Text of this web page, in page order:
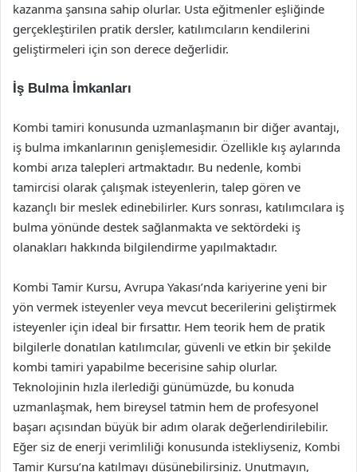
kazanma şansına sahip olurlar. Usta eğitmenler eşliğinde
gerçekleştirilen pratik dersler, katılımcıların kendilerini
geliştirmeleri için son derece değerlidir.
İş Bulma İmkanları
Kombi tamiri konusunda uzmanlaşmanın bir diğer avantajı,
iş bulma imkanlarının genişlemesidir. Özellikle kış aylarında
kombi arıza talepleri artmaktadır. Bu nedenle, kombi
tamircisi olarak çalışmak isteyenlerin, talep gören ve
kazançlı bir meslek edinebilirler. Kurs sonrası, katılımcılara iş
bulma yönünde destek sağlanmakta ve sektördeki iş
olanakları hakkında bilgilendirme yapılmaktadır.
Kombi Tamir Kursu, Avrupa Yakası’nda kariyerine yeni bir
yön vermek isteyenler veya mevcut becerilerini geliştirmek
isteyenler için ideal bir fırsattır. Hem teorik hem de pratik
bilgilerle donatılan katılımcılar, güvenli ve etkin bir şekilde
kombi tamiri yapabilme becerisine sahip olurlar.
Teknolojinin hızla ilerlediği günümüzde, bu konuda
uzmanlaşmak, hem bireysel tatmin hem de profesyonel
başarı açısından büyük bir adım olarak değerlendirilebilir.
Eğer siz de enerji verimliliği konusunda istekliyseniz, Kombi
Tamir Kursu’na katılmayı düşünebilirsiniz. Unutmayın,